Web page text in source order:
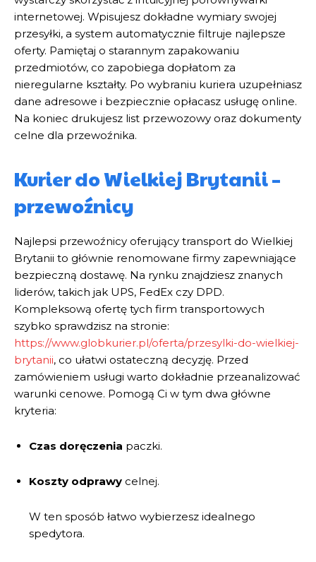
internetowej. Wpisujesz dokładne wymiary swojej
przesyłki, a system automatycznie filtruje najlepsze
oferty. Pamiętaj o starannym zapakowaniu
przedmiotów, co zapobiega dopłatom za
nieregularne kształty. Po wybraniu kuriera uzupełniasz
dane adresowe i bezpiecznie opłacasz usługę online.
Na koniec drukujesz list przewozowy oraz dokumenty
celne dla przewoźnika.
Kurier do Wielkiej Brytanii –
przewoźnicy
Najlepsi przewoźnicy oferujący transport do Wielkiej
Brytanii to głównie renomowane firmy zapewniające
bezpieczną dostawę. Na rynku znajdziesz znanych
liderów, takich jak UPS, FedEx czy DPD.
Kompleksową ofertę tych firm transportowych
szybko sprawdzisz na stronie:
https://www.globkurier.pl/oferta/przesylki-do-wielkiej-
brytanii, co ułatwi ostateczną decyzję. Przed
zamówieniem usługi warto dokładnie przeanalizować
warunki cenowe. Pomogą Ci w tym dwa główne
kryteria:
Czas doręczenia paczki.
Koszty odprawy celnej.
W ten sposób łatwo wybierzesz idealnego
spedytora.